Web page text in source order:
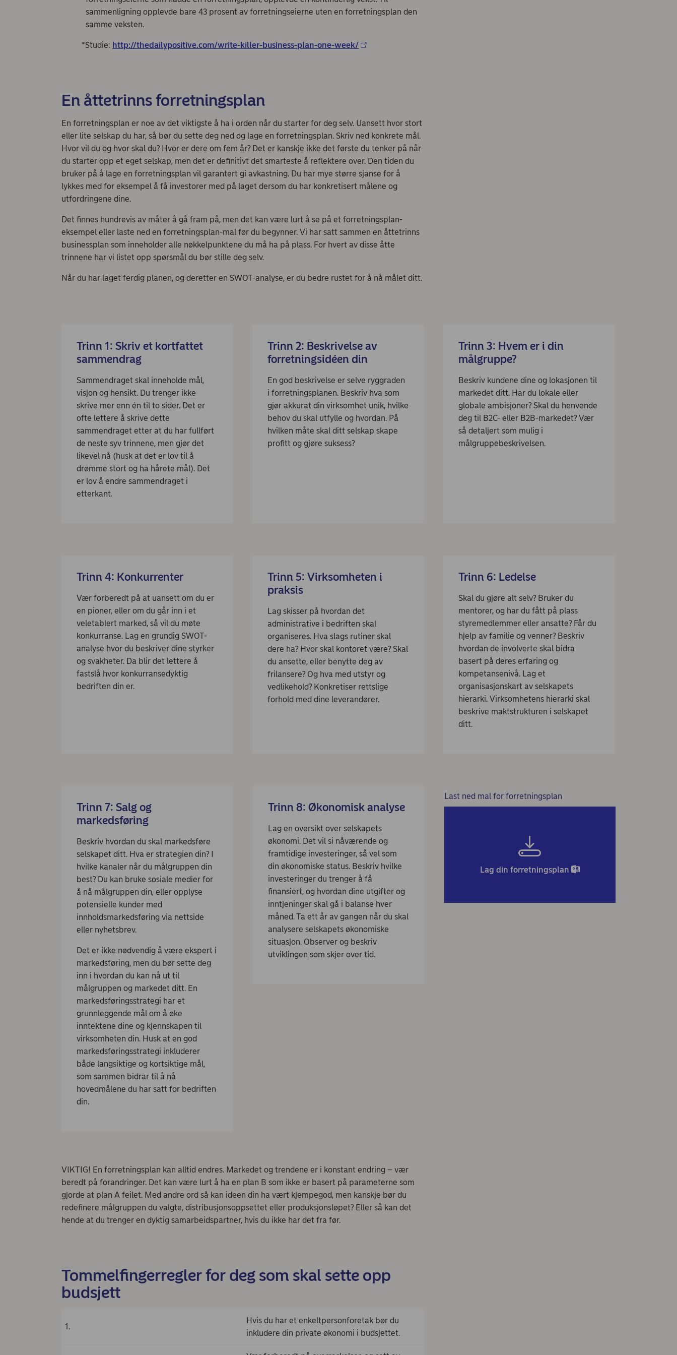
sammenligning opplevde bare 43 prosent av forretningseierne uten en forretningsplan den
samme veksten.
*Studie: http://thedailypositive.com/write-killer-business-plan-one-week/
En åttetrinns forretningsplan
En forretningsplan er noe av det viktigste å ha i orden når du starter for deg selv. Uansett hvor stort
eller lite selskap du har, så bør du sette deg ned og lage en forretningsplan. Skriv ned konkrete mål.
Hvor vil du og hvor skal du? Hvor er dere om fem år? Det er kanskje ikke det første du tenker på når
du starter opp et eget selskap, men det er definitivt det smarteste å reflektere over. Den tiden du
bruker på å lage en forretningsplan vil garantert gi avkastning. Du har mye større sjanse for å
lykkes med for eksempel å få investorer med på laget dersom du har konkretisert målene og
utfordringene dine.
Det finnes hundrevis av måter å gå fram på, men det kan være lurt å se på et forretningsplan-
eksempel eller laste ned en forretningsplan-mal før du begynner. Vi har satt sammen en åttetrinns
businessplan som inneholder alle nøkkelpunktene du må ha på plass. For hvert av disse åtte
trinnene har vi listet opp spørsmål du bør stille deg selv.
Når du har laget ferdig planen, og deretter en SWOT-analyse, er du bedre rustet for å nå målet ditt.
Trinn 1: Skriv et kortfattet
sammendrag
Sammendraget skal inneholde mål,
visjon og hensikt. Du trenger ikke
skrive mer enn én til to sider. Det er
ofte lettere å skrive dette
sammendraget etter at du har fullført
de neste syv trinnene, men gjør det
likevel nå (husk at det er lov til å
drømme stort og ha hårete mål). Det
er lov å endre sammendraget i
etterkant.
Trinn 2: Beskrivelse av
forretningsidéen din
En god beskrivelse er selve ryggraden
i forretningsplanen. Beskriv hva som
gjør akkurat din virksomhet unik, hvilke
behov du skal utfylle og hvordan. På
hvilken måte skal ditt selskap skape
profitt og gjøre suksess?
Trinn 3: Hvem er i din
målgruppe?
Beskriv kundene dine og lokasjonen til
markedet ditt. Har du lokale eller
globale ambisjoner? Skal du henvende
deg til B2C- eller B2B-markedet? Vær
så detaljert som mulig i
målgruppebeskrivelsen.
Trinn 4: Konkurrenter
Vær forberedt på at uansett om du er
en pioner, eller om du går inn i et
veletablert marked, så vil du møte
konkurranse. Lag en grundig SWOT-
analyse hvor du beskriver dine styrker
og svakheter. Da blir det lettere å
fastslå hvor konkurransedyktig
bedriften din er.
Trinn 5: Virksomheten i
praksis
Lag skisser på hvordan det
administrative i bedriften skal
organiseres. Hva slags rutiner skal
dere ha? Hvor skal kontoret være? Skal
du ansette, eller benytte deg av
frilansere? Og hva med utstyr og
vedlikehold? Konkretiser rettslige
forhold med dine leverandører.
Trinn 6: Ledelse
Skal du gjøre alt selv? Bruker du
mentorer, og har du fått på plass
styremedlemmer eller ansatte? Får du
hjelp av familie og venner? Beskriv
hvordan de involverte skal bidra
basert på deres erfaring og
kompetansenivå. Lag et
organisasjonskart av selskapets
hierarki. Virksomhetens hierarki skal
beskrive maktstrukturen i selskapet
ditt.
Trinn 7: Salg og
markedsføring
Beskriv hvordan du skal markedsføre
selskapet ditt. Hva er strategien din? I
hvilke kanaler når du målgruppen din
best? Du kan bruke sosiale medier for
å nå målgruppen din, eller opplyse
potensielle kunder med
innholdsmarkedsføring via nettside
eller nyhetsbrev.
Det er ikke nødvendig å være ekspert i
markedsføring, men du bør sette deg
inn i hvordan du kan nå ut til
målgruppen og markedet ditt. En
markedsføringsstrategi har et
grunnleggende mål om å øke
inntektene dine og kjennskapen til
virksomheten din. Husk at en god
markedsføringsstrategi inkluderer
både langsiktige og kortsiktige mål,
som sammen bidrar til å nå
hovedmålene du har satt for bedriften
din.
Trinn 8: Økonomisk analyse
Lag en oversikt over selskapets
økonomi. Det vil si nåværende og
framtidige investeringer, så vel som
din økonomiske status. Beskriv hvilke
investeringer du trenger å få
finansiert, og hvordan dine utgifter og
inntjeninger skal gå i balanse hver
måned. Ta ett år av gangen når du skal
analysere selskapets økonomiske
situasjon. Observer og beskriv
utviklingen som skjer over tid.
Last ned mal for forretningsplan
Lag din forretningsplan
VIKTIG! En forretningsplan kan alltid endres. Markedet og trendene er i konstant endring – vær
beredt på forandringer. Det kan være lurt å ha en plan B som ikke er basert på parameterne som
gjorde at plan A feilet. Med andre ord så kan ideen din ha vært kjempegod, men kanskje bør du
redefinere målgruppen du valgte, distribusjonsoppsettet eller produksjonsløpet? Eller så kan det
hende at du trenger en dyktig samarbeidspartner, hvis du ikke har det fra før.
Tommelfingerregler for deg som skal sette opp
budsjett
1.
Hvis du har et enkeltpersonforetak bør du
inkludere din private økonomi i budsjettet.